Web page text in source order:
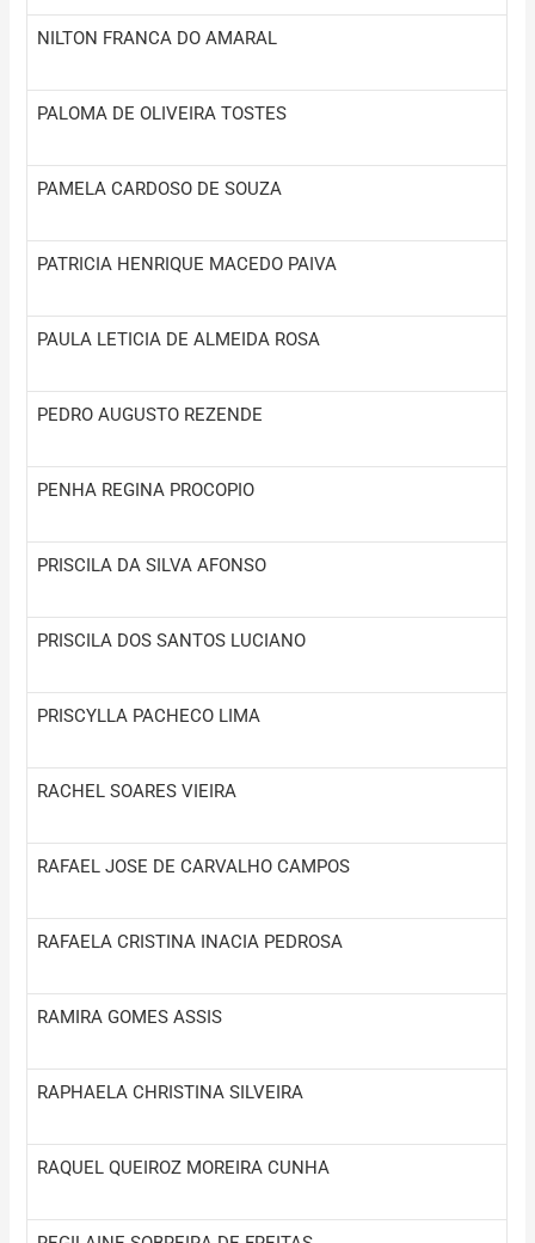
NILTON FRANCA DO AMARAL
PALOMA DE OLIVEIRA TOSTES
PAMELA CARDOSO DE SOUZA
PATRICIA HENRIQUE MACEDO PAIVA
PAULA LETICIA DE ALMEIDA ROSA
PEDRO AUGUSTO REZENDE
PENHA REGINA PROCOPIO
PRISCILA DA SILVA AFONSO
PRISCILA DOS SANTOS LUCIANO
PRISCYLLA PACHECO LIMA
RACHEL SOARES VIEIRA
RAFAEL JOSE DE CARVALHO CAMPOS
RAFAELA CRISTINA INACIA PEDROSA
RAMIRA GOMES ASSIS
RAPHAELA CHRISTINA SILVEIRA
RAQUEL QUEIROZ MOREIRA CUNHA